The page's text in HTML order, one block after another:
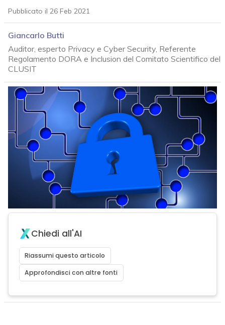
Pubblicato il 26 Feb 2021
Giancarlo Butti
Auditor, esperto Privacy e Cyber Security, Referente
Regolamento DORA e Inclusion del Comitato Scientifico del
CLUSIT
Chiedi all'AI
Riassumi questo articolo
Approfondisci con altre fonti